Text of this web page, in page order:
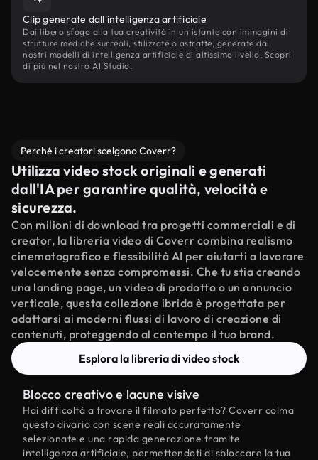
Clip generate dall'intelligenza artificiale
Dai libero sfogo alla tua creatività in un istante con immagini di
strutture mediche surreali, stilizzate o astratte, generate dai
nostri modelli di intelligenza artificiale di altissimo livello. Scopri
di più nel nostro AI Studio.
Perché i creatori scelgono Coverr?
Utilizza video stock originali e generati
dall'IA per garantire qualità, velocità e
sicurezza.
Con milioni di download tra progetti commerciali e di
creator, la libreria video di Coverr combina realismo
cinematografico e flessibilità AI per aiutarti a lavorare
velocemente senza compromessi. Che tu stia creando
una landing page, un video di prodotto o un annuncio
verticale, questa collezione ibrida è progettata per
adattarsi ai moderni flussi di lavoro di creazione di
contenuti, proteggendo al contempo il tuo brand.
Esplora la libreria di video stock
Blocco creativo e lacune visive
Hai difficoltà a trovare il filmato perfetto? Coverr colma
questo divario con scene reali accuratamente
selezionate e una rapida generazione tramite
intelligenza artificiale, permettendoti di sbloccare la tua